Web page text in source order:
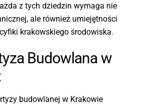
z tych dziedzin wymaga nie
ale również umiejętności
krakowskiego środowiska.
Budowlana w
budowlanej w Krakowie